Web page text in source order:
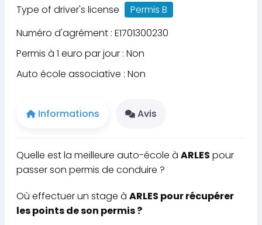
Type of driver's license
Permis B
Numéro d'agrément : E1701300230
Permis à 1 euro par jour : Non
Auto école associative : Non
Informations Avis
Quelle est la meilleure auto-école à ARLES pour
passer son permis de conduire ?
Où effectuer un stage à ARLES pour récupérer
les points de son permis ?